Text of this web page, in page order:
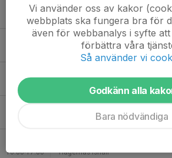
Tis 11/8
17:30-18:30
U12
Hägernäs Ishall
Ons 12/8 U11/12
Hägernäs Ishall
16:30-17:30
Fre 14/8 U11/12
Hägernäs Ishall
16:00-17:00 Hägernäs Ishall
Vi använder oss av kakor
webbplats ska fungera bra för
även för webbanalys i syfte
förbättra våra
Så använder vi
Godkänn alla
Bara nödvändiga